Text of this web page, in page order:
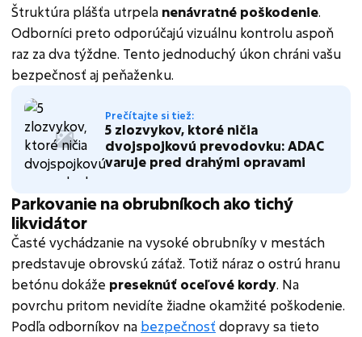
Štruktúra plášťa utrpela nenávratné poškodenie.
Odborníci preto odporúčajú vizuálnu kontrolu aspoň
raz za dva týždne. Tento jednoduchý úkon chráni vašu
bezpečnosť aj peňaženku.
Prečítajte si tiež:
5 zlozvykov, ktoré ničia
dvojspojkovú prevodovku: ADAC
varuje pred drahými opravami
Parkovanie na obrubníkoch ako tichý
likvidátor
Časté vychádzanie na vysoké obrubníky v mestách
predstavuje obrovskú záťaž. Totiž náraz o ostrú hranu
betónu dokáže preseknúť oceľové kordy. Na
povrchu pritom nevidíte žiadne okamžité poškodenie.
Podľa odborníkov na bezpečnosť dopravy sa tieto